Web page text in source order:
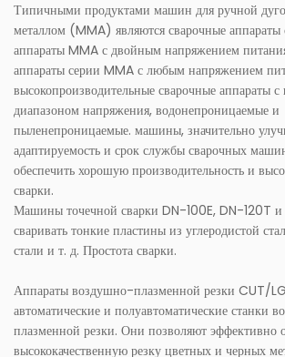
Типичными продуктами машин для ручной
металлом (MMA) являются сварочные аппараты
аппараты MMA с двойным напряжением
аппараты серии MMA с любым напряжением
высокопроизводительные сварочные аппараты
диапазоном напряжения, водонепроницаемые и
пыленепроницаемые. машины, значительно
адаптируемость и срок службы сварочных
обеспечить хорошую производительность и
сварки.
Машины точечной сварки DN-100E, DN-120T
сваривать тонкие пластины из углеродистой
стали и т. д. Простота сварки.
Аппараты воздушно-плазменной резки CUT/
автоматические и полуавтоматические станки
плазменной резки. Они позволяют эффективно
высококачественную резку цветных и черных